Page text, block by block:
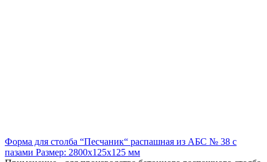
Форма для столба “Песчаник“ распашная из АБС № 38 с
пазами Размер: 2800х125х125 мм